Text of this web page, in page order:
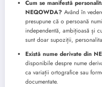
Cum se manifestă
NEQOWDA? Având în
presupune că o persoană
independentă, ambițioasă și
sunt doar supoziții,
Există nume derivate din
disponibile despre nume
ca variații ortografice sau
documentate.